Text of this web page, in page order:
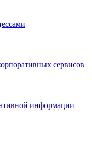
сервисов
информации